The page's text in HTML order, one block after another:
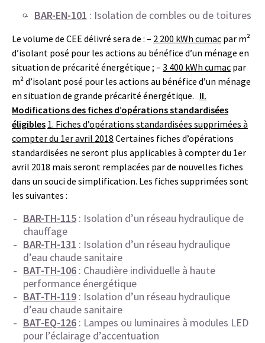
BAR-EN-101 : Isolation de combles ou de toitures
Le volume de CEE délivré sera de : – 2 200 kWh cumac par m²
d’isolant posé pour les actions au bénéfice d’un ménage en
situation de précarité énergétique ; – 3 400 kWh cumac par
m² d’isolant posé pour les actions au bénéfice d’un ménage
en situation de grande précarité énergétique. II.
Modifications des fiches d’opérations standardisées
éligibles 1. Fiches d’opérations standardisées supprimées à
compter du 1er avril 2018 Certaines fiches d’opérations
standardisées ne seront plus applicables à compter du 1er
avril 2018 mais seront remplacées par de nouvelles fiches
dans un souci de simplification. Les fiches supprimées sont
les suivantes :
BAR-TH-115 : Isolation d’un réseau hydraulique de
chauffage
BAR-TH-131 : Isolation d’un réseau hydraulique
d’eau chaude sanitaire
BAT-TH-106 : Chaudière individuelle à haute
performance énergétique
BAT-TH-119 : Isolation d’un réseau hydraulique
d’eau chaude sanitaire
BAT-EQ-126 : Lampes ou luminaires à modules LED
pour l’éclairage d’accentuation